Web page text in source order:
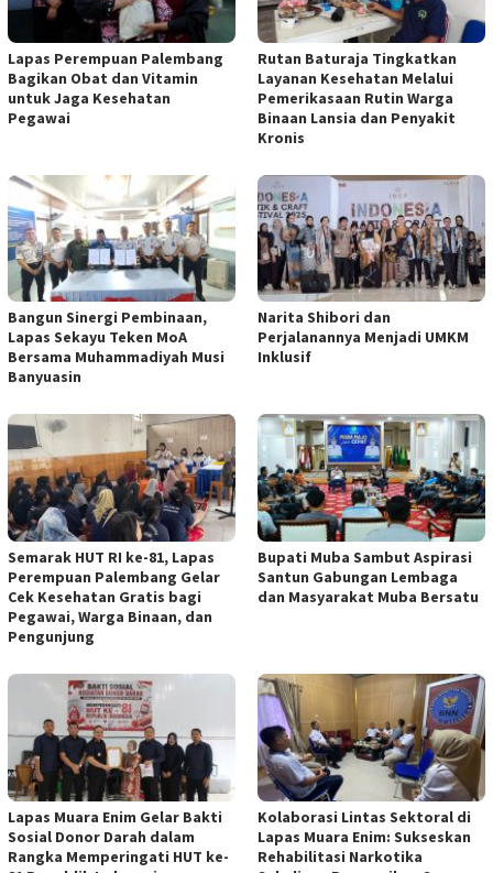
Lapas Perempuan Palembang
Bagikan Obat dan Vitamin
untuk Jaga Kesehatan
Pegawai
Rutan Baturaja Tingkatkan
Layanan Kesehatan Melalui
Pemerikasaan Rutin Warga
Binaan Lansia dan Penyakit
Kronis
Bangun Sinergi Pembinaan,
Lapas Sekayu Teken MoA
Bersama Muhammadiyah Musi
Banyuasin
Narita Shibori dan
Perjalanannya Menjadi UMKM
Inklusif
Semarak HUT RI ke-81, Lapas
Perempuan Palembang Gelar
Cek Kesehatan Gratis bagi
Pegawai, Warga Binaan, dan
Pengunjung
Bupati Muba Sambut Aspirasi
Santun Gabungan Lembaga
dan Masyarakat Muba Bersatu
Lapas Muara Enim Gelar Bakti
Sosial Donor Darah dalam
Rangka Memperingati HUT ke-
Kolaborasi Lintas Sektoral di
Lapas Muara Enim: Sukseskan
Rehabilitasi Narkotika